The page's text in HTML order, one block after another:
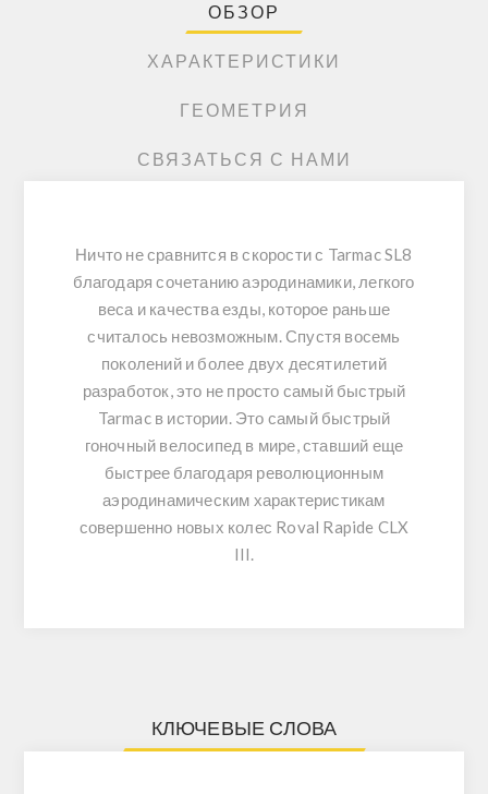
ОБЗОР
ХАРАКТЕРИСТИКИ
ГЕОМЕТРИЯ
СВЯЗАТЬСЯ С НАМИ
Ничто не сравнится в скорости с Tarmac SL8
благодаря сочетанию аэродинамики, легкого
веса и качества езды, которое раньше
считалось невозможным. Спустя восемь
поколений и более двух десятилетий
разработок, это не просто самый быстрый
Tarmac в истории. Это самый быстрый
гоночный велосипед в мире, ставший еще
быстрее благодаря революционным
аэродинамическим характеристикам
совершенно новых колес Roval Rapide CLX
III.
КЛЮЧЕВЫЕ СЛОВА